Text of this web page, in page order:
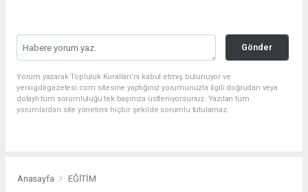
Gönder
Yorum yazarak Topluluk Kuralları’nı kabul etmiş bulunuyor ve
yeniigdirgazetesi.com sitesine yaptığınız yorumunuzla ilgili doğrudan veya
dolaylı tüm sorumluluğu tek başınıza üstleniyorsunuz. Yazılan tüm
yorumlardan site yönetimi hiçbir şekilde sorumlu tutulamaz.
Anasayfa EĞİTİM